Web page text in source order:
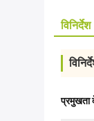
विनिर्देश
प्रमुखता